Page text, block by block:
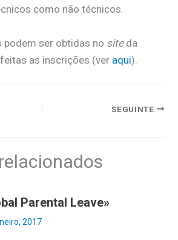
como não técnicos.
ser obtidas no siteda
as inscrições (ver aqui).
SEGUINTE
Parental Leave»
2017